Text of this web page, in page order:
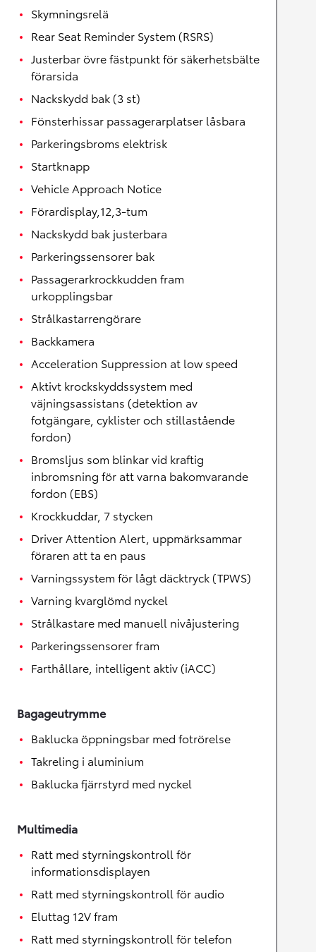
Skymningsrelä
Rear Seat Reminder System (RSRS)
Justerbar övre fästpunkt för säkerhetsbälte
förarsida
Nackskydd bak (3 st)
Fönsterhissar passagerarplatser låsbara
Parkeringsbroms elektrisk
Startknapp
Vehicle Approach Notice
Förardisplay,12,3-tum
Nackskydd bak justerbara
Parkeringssensorer bak
Passagerarkrockkudden fram
urkopplingsbar
Strålkastarrengörare
Backkamera
Acceleration Suppression at low speed
Aktivt krockskyddssystem med
väjningsassistans (detektion av
fotgängare, cyklister och stillastående
fordon)
Bromsljus som blinkar vid kraftig
inbromsning för att varna bakomvarande
fordon (EBS)
Krockkuddar, 7 stycken
Driver Attention Alert, uppmärksammar
föraren att ta en paus
Varningssystem för lågt däcktryck (TPWS)
Varning kvarglömd nyckel
Strålkastare med manuell nivåjustering
Parkeringssensorer fram
Farthållare, intelligent aktiv (iACC)
Bagageutrymme
Baklucka öppningsbar med fotrörelse
Takreling i aluminium
Baklucka fjärrstyrd med nyckel
Multimedia
Ratt med styrningskontroll för
informationsdisplayen
Ratt med styrningskontroll för audio
Eluttag 12V fram
Ratt med styrningskontroll för telefon